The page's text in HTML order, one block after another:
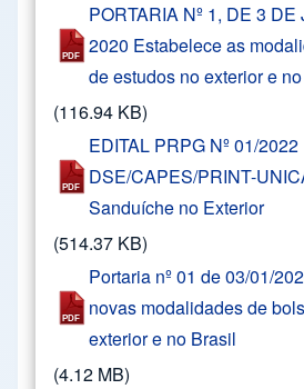
PORTARIA Nº 1, DE 3
2020 Estabelece as
de estudos no exterior e
(116.94 KB)
EDITAL PRPG Nº 01/2022
DSE/CAPES/PRINT-
Sanduíche no Exterior
(514.37 KB)
Portaria nº 01 de 03/01/
novas modalidades de
exterior e no Brasil
(4.12 MB)